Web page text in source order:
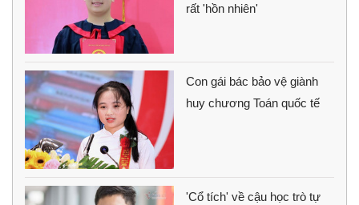
rất 'hồn nhiên'
Con gái bác bảo vệ giành
huy chương Toán quốc tế
'Cổ tích' về cậu học trò tự